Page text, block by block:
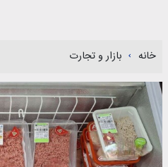
خانه بازار و تجارت